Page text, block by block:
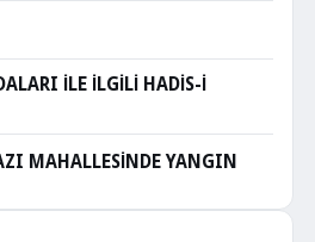
İLE İLGİLİ HADİS-İ
MAHALLESİNDE YANGIN